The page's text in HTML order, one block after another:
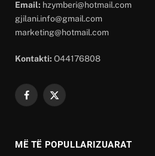
Email: hzymberi@hotmail.com
gjilani.info@gmail.com
marketing@hotmail.com
Kontakti: O44176808
Facebook
X
MË TË POPULLARIZUARAT